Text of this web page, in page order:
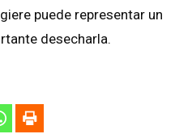
puede representar un
desecharla.